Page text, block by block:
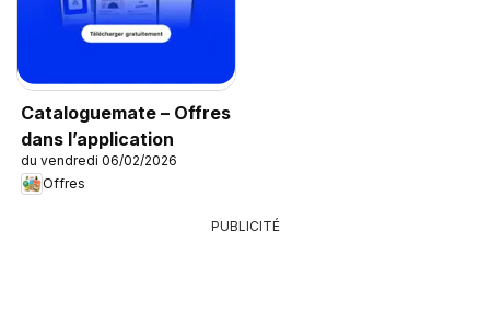
Cataloguemate – Offres
dans l’application
du vendredi 06/02/2026
Offres
PUBLICITÉ